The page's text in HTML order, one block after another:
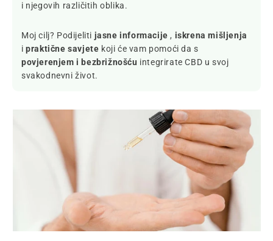
i njegovih različitih oblika.
Moj cilj? Podijeliti jasne informacije , iskrena mišljenja
ipraktične savjete koji će vam pomoći da s
povjerenjem i bezbrižnošću integrirate CBD u svoj
svakodnevni život.